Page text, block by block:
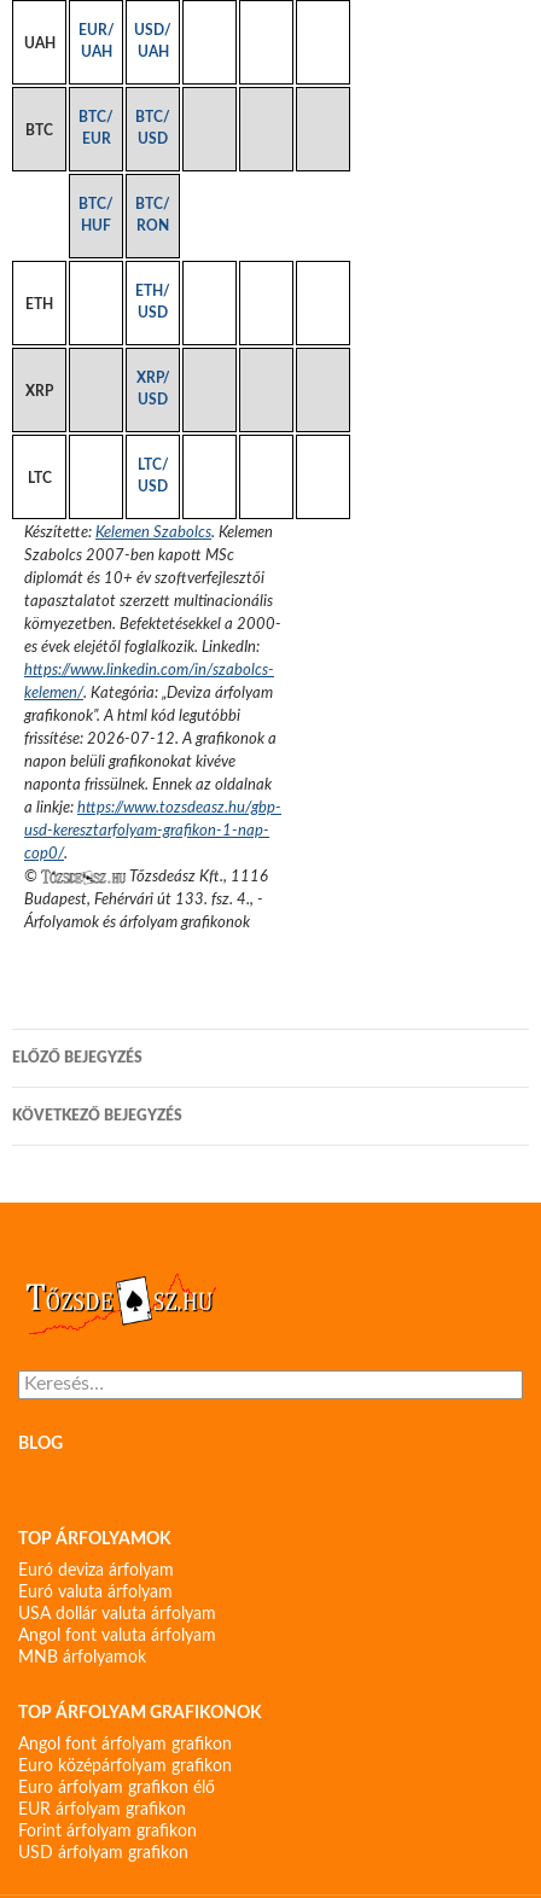
UAH
EUR/
UAH
USD/
UAH
BTC
BTC/
EUR
BTC/
USD
BTC/
HUF
BTC/
RON
ETH
ETH/
USD
XRP
XRP/
USD
LTC
LTC/
USD
Készítette: Kelemen Szabolcs. Kelemen
Szabolcs 2007-ben kapott MSc
diplomát és 10+ év szoftverfejlesztői
tapasztalatot szerzett multinacionális
környezetben. Befektetésekkel a 2000-
es évek elejétől foglalkozik. LinkedIn:
https://www.linkedin.com/in/szabolcs-
kelemen/. Kategória: „Deviza árfolyam
grafikonok”.A html kód legutóbbi
frissítése: 2026-07-12. A grafikonok a
napon belüli grafikonokat kivéve
naponta frissülnek. Ennek az oldalnak
a linkje: https://www.tozsdeasz.hu/gbp-
usd-keresztarfolyam-grafikon-1-nap-
cop0/.
©
Tőzsdeász Kft., 1116
Budapest, Fehérvári út 133. fsz. 4., -
Árfolyamok és árfolyam grafikonok
Bejegyzés
navigáció
ELŐZŐ BEJEGYZÉS
KÖVETKEZŐ BEJEGYZÉS
Keresés:
BLOG
TOP ÁRFOLYAMOK
Euró deviza árfolyam
Euró valuta árfolyam
USA dollár valuta árfolyam
Angol font valuta árfolyam
MNB árfolyamok
TOP ÁRFOLYAM GRAFIKONOK
Angol font árfolyam grafikon
Euro középárfolyam grafikon
Euro árfolyam grafikon élő
EUR árfolyam grafikon
Forint árfolyam grafikon
USD árfolyam grafikon